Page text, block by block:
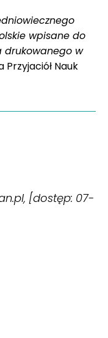
wpisane do
drukowanego w
Przyjaciół Nauk
[dostęp: 07-